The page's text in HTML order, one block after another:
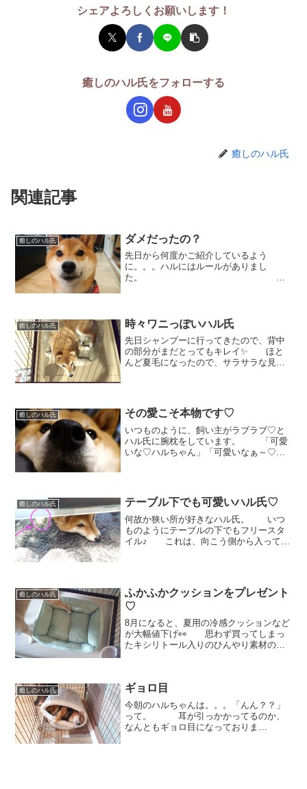
シェアよろしくお願いします！
癒しのハル氏をフォローする
癒しのハル氏
関連記事
癒しのハル氏 ダメだったの？
先日から何度かご紹介しているよう
に。。。ハルにはルールがありまし
た。
うか？確かに、ほんの少し後ろ足をラ...
癒しのハル氏 時々ワニっぽいハル氏
先日シャンプーに行ってきたので、背中
の部分がまだとってもキレイ✨ ほと
んど夏毛になったので、サラサラな見た
ゴワゴワ💦💦 「な...
癒しのハル氏 その愛こそ本物です♡
いつものように、飼い主がラブラブ♡と
ハル氏に腕枕をしています。 「可愛
いな♡ハルちゃん」「可愛いなぁ～♡」
様！ 腕枕をされている時の顔...
癒しのハル氏 テーブル下でも可愛いハル氏♡
何故か狭い所が好きなハル氏。 いつ
ものようにテーブルの下でもフリースタ
イル♪ これは、向こう側から入ってき
を見せてくれました(笑)ちらっと...
癒しのハル氏
ふかふかクッションをプレゼント
♡
8月になると、夏用の冷感クッションなど
が大幅値下げ👀 思わず買ってしまっ
たキシリトール入りのひんやり素材のふ
(笑) さっそく、ふがふがした...
癒しのハル氏 ギョロ目
今朝のハルちゃんは。。。「んん？？」
って。 耳が引っかかってるのか、
なんともギョロ目になっておりま